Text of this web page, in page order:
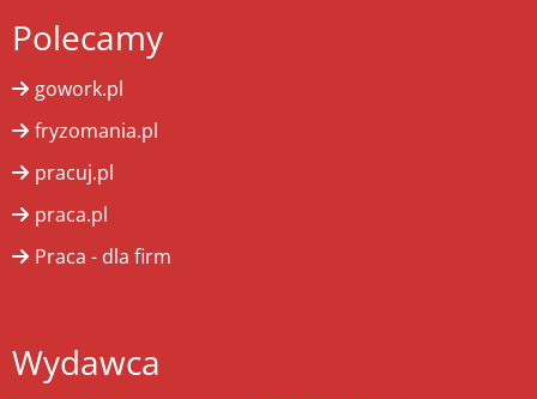
Polecamy
gowork.pl
fryzomania.pl
pracuj.pl
praca.pl
Praca - dla firm
Wydawca